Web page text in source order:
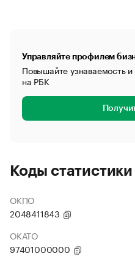
Управляйте профилем
Повышайте узнаваемость
на РБК
Коды статистики
ОКПО
2048411843
ОКАТО
97401000000